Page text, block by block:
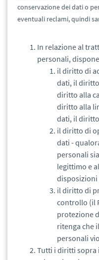
conservazione dei dati o
eventuali reclami, quindi
In relazione al
personali,
il diritto di
dati, il
diritto alla
diritto alla
dati, il
il diritto di
dati -
personali
legittimo e
disposizioni
il diritto di
controllo (il
protezione
ritenga che
personali
Tutti i diritti sopra